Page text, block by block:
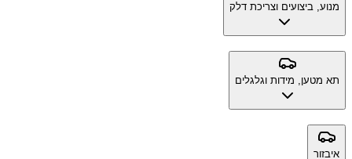
מנוע, ביצועים וצריכת דלק
תא מטען, מידות וגלגלים
איבזור